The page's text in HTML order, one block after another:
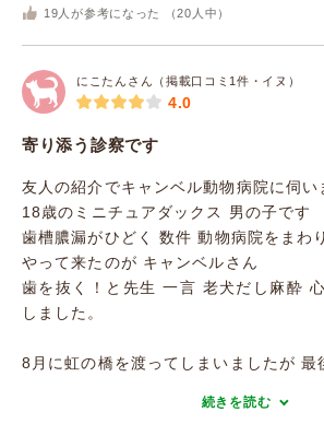
19 人が参考になった （20 人中）
にこたんさん（掲載口コミ1件・イヌ）
4.0
寄り添う診察です
友人の紹介でキャンベル動物病院に伺い
18歳のミニチュアダックス 男の子です
歯槽膿漏がひどく 数件 動物病院をまわり
やって来たのが キャンベルさん
歯を抜く！と先生 一言 老犬だし麻酔
しました。
8月に虹の橋を渡ってしまいましたが 最
続きを読む